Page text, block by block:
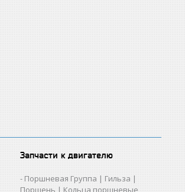
Запчасти к двигателю
Поршневая Группа | Гильза |
Поршень | Кольца поршневые